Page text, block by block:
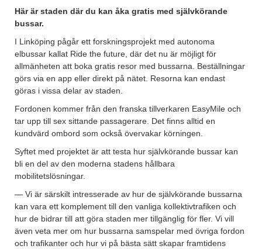
Här är staden där du kan åka gratis med självkörande
bussar.
I Linköping pågår ett forskningsprojekt med autonoma
elbussar kallat Ride the future, där det nu är möjligt för
allmänheten att boka gratis resor med bussarna. Beställningar
görs via en app eller direkt på nätet. Resorna kan endast
göras i vissa delar av staden.
Fordonen kommer från den franska tillverkaren EasyMile och
tar upp till sex sittande passagerare. Det finns alltid en
kundvärd ombord som också övervakar körningen.
Syftet med projektet är att testa hur självkörande bussar kan
bli en del av den moderna stadens hållbara
mobilitetslösningar.
— Vi är särskilt intresserade av hur de självkörande bussarna
kan vara ett komplement till den vanliga kollektivtrafiken och
hur de bidrar till att göra staden mer tillgänglig för fler. Vi vill
även veta mer om hur bussarna samspelar med övriga fordon
och trafikanter och hur vi på bästa sätt skapar framtidens